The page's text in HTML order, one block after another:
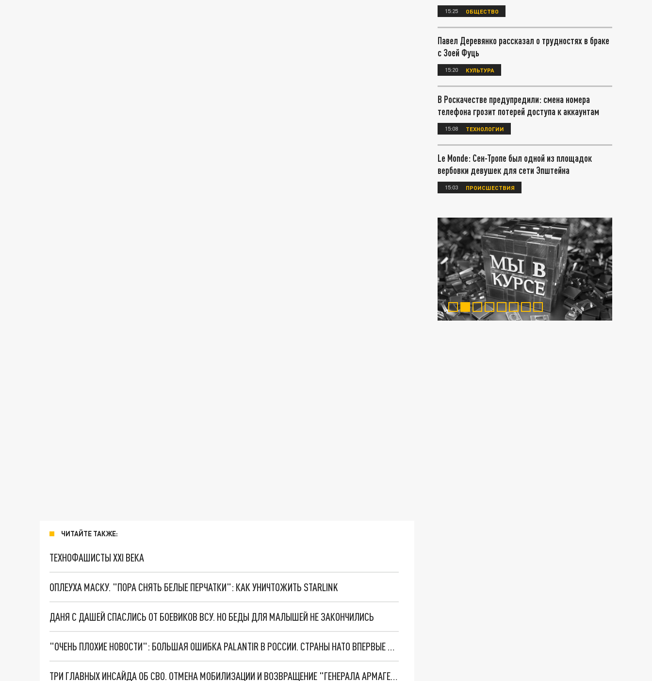
ЧИТАЙТЕ ТАКЖЕ:
ТЕХНОФАШИСТЫ XXI ВЕКА
ОПЛЕУХА МАСКУ. "ПОРА СНЯТЬ БЕЛЫЕ ПЕРЧАТКИ": КАК УНИЧТОЖИТЬ STARLINK
ДАНЯ С ДАШЕЙ СПАСЛИСЬ ОТ БОЕВИКОВ ВСУ. НО БЕДЫ ДЛЯ МАЛЫШЕЙ НЕ ЗАКОНЧИЛИСЬ
"ОЧЕНЬ ПЛОХИЕ НОВОСТИ": БОЛЬШАЯ ОШИБКА PALANTIR В РОССИИ. СТРАНЫ НАТО ВПЕРВЫЕ ЗА СВО ОСТАНОВИЛИ ПОСТАВКИ ОРУЖИЯ. ВСУ ТЕРЯЮТ ПРИГРАНИЧЬЕ?
ТРИ ГЛАВНЫХ ИНСАЙДА ОБ СВО. ОТМЕНА МОБИЛИЗАЦИИ И ВОЗВРАЩЕНИЕ "ГЕНЕРАЛА АРМАГЕДДОНА"? ОТЛИЧНЫЕ НОВОСТИ, КОТОРЫЕ ЖДАЛИ ВСЕ
15:25 ОБЩЕСТВО
Павел Деревянко рассказал о трудностях в браке
с Зоей Фуць
15:20 КУЛЬТУРА
В Роскачестве предупредили: смена номера
телефона грозит потерей доступа к аккаунтам
15:08 ТЕХНОЛОГИИ
Le Monde: Сен-Тропе был одной из площадок
вербовки девушек для сети Эпштейна
15:03 ПРОИСШЕСТВИЯ